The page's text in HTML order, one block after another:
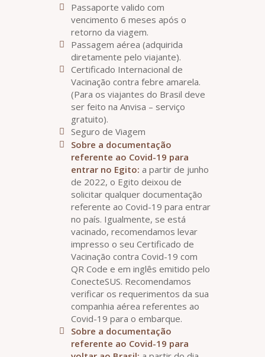
Passaporte valido com
vencimento 6 meses após o
retorno da viagem.
Passagem aérea (adquirida
diretamente pelo viajante).
Certificado Internacional de
Vacinação contra febre amarela.
(Para os viajantes do Brasil deve
ser feito na Anvisa – serviço
gratuito).
Seguro de Viagem
Sobre a documentação
referente ao Covid-19 para
entrar no Egito: a partir de junho
de 2022, o Egito deixou de
solicitar qualquer documentação
referente ao Covid-19 para entrar
no país. Igualmente, se está
vacinado, recomendamos levar
impresso o seu Certificado de
Vacinação contra Covid-19 com
QR Code e em inglês emitido pelo
ConecteSUS. Recomendamos
verificar os requerimentos da sua
companhia aérea referentes ao
Covid-19 para o embarque.
Sobre a documentação
referente ao Covid-19 para